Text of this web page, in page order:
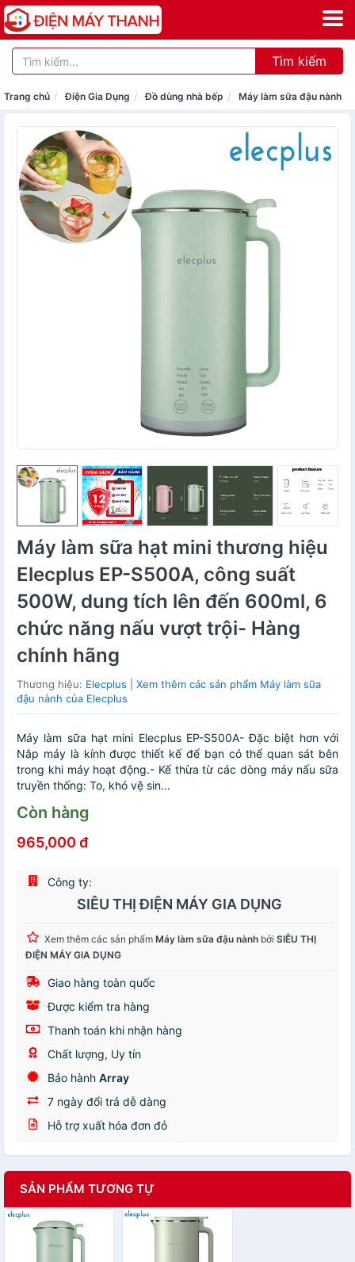
Tìm kiếm
Trang chủ Điện Gia Dụng Đồ dùng nhà bếp Máy làm sữa đậu nành
Máy làm sữa hạt mini thương hiệu
Elecplus EP-S500A, công suất
500W, dung tích lên đến 600ml, 6
chức năng nấu vượt trội- Hàng
chính hãng
Thương hiệu: Elecplus
Xem thêm các sản phẩm Máy làm sữa
đậu nành của Elecplus
Máy làm sữa hạt mini Elecplus EP-S500A- Đặc biệt hơn với
Nắp máy là kính được thiết kế để bạn có thể quan sát bên
trong khi máy hoạt động.- Kế thừa từ các dòng máy nấu sữa
truyền thống: To, khó vệ sin...
Còn hàng
965,000 đ
Công ty:
SIÊU THỊ ĐIỆN MÁY GIA DỤNG
Xem thêm các sản phẩm Máy làm sữa đậu nành bởi SIÊU THỊ
ĐIỆN MÁY GIA DỤNG
Giao hàng toàn quốc
Được kiểm tra hàng
Thanh toán khi nhận hàng
Chất lượng, Uy tín
Bảo hành Array
7 ngày đổi trả dễ dàng
Hỗ trợ xuất hóa đơn đỏ
SẢN PHẨM TƯƠNG TỰ